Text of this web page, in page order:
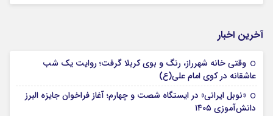
آخرین اخبار
وقتی خانه شهرراز، رنگ و بوی کربلا گرفت؛ روایت یک شب
عاشقانه در کوی امام علی(ع)
«نوبل ایرانی» در ایستگاه شصت و چهارم؛ آغاز فراخوان جایزه البرز
دانش‌آموزی ۱۴۰۵